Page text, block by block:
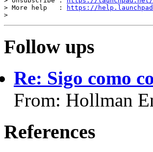
> More help   :
https://
Follow ups
Re: Sigo como
From: Hollman
References